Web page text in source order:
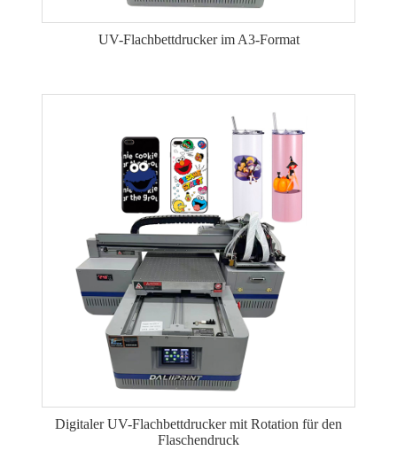
UV-Flachbettdrucker im A3-Format
Digitaler UV-Flachbettdrucker mit Rotation für den
Flaschendruck